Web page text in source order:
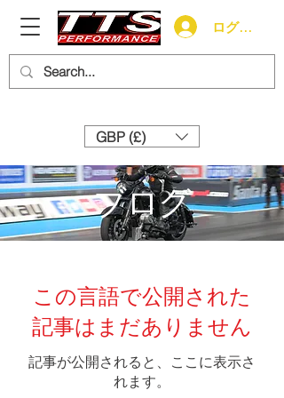
ログイン
GBP (£)
ブログ
この言語で公開された
記事はまだありません
記事が公開されると、ここに表示さ
れます。